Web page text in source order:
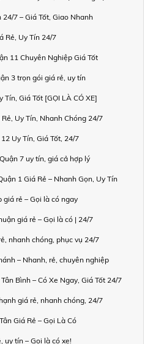
7 – Giá Tốt, Giao Nhanh
Rẻ, Uy Tín 24/7
11 Chuyên Nghiệp Giá Tốt
3 trọn gói giá rẻ, uy tín
Tín, Giá Tốt [GỌI LÀ CÓ XE]
Uy Tín, Nhanh Chóng 24/7
Uy Tín, Giá Tốt, 24/7
7 uy tín, giá cả hợp lý
1 Giá Rẻ – Nhanh Gọn, Uy Tín
giá rẻ – Gọi là có ngay
giá rẻ – Gọi là có | 24/7
nhanh chóng, phục vụ 24/7
– Nhanh, rẻ, chuyên nghiệp
Bình – Có Xe Ngay, Giá Tốt 24/7
giá rẻ, nhanh chóng, 24/7
Giá Rẻ – Gọi Là Có
uy tín – Gọi là có xe!